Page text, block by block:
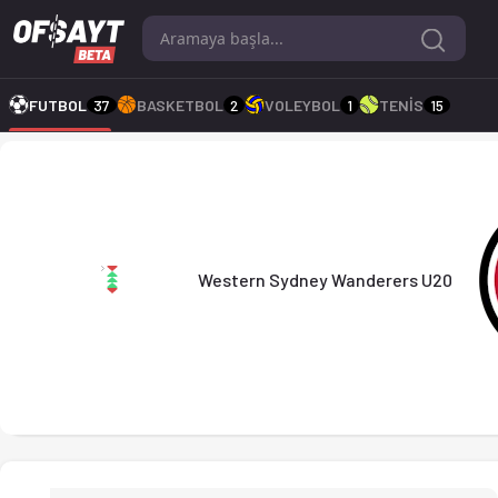
Western Sydney Wanderers U20 - Blacktown City FC U20
FUTBOL 37 BASKETBOL 2 VOLEYBOL 1 TENİS 15
Western Sydney
Western Sydney Wanderers U20